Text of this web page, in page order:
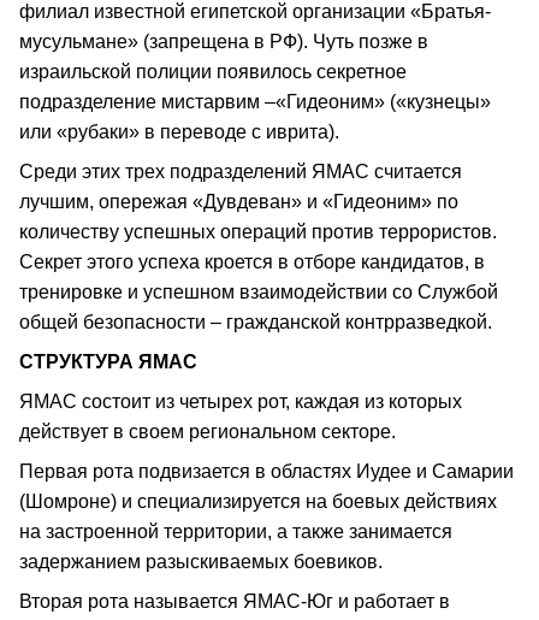
филиал известной египетской организации «Братья-
мусульмане» (запрещена в РФ). Чуть позже в
израильской полиции появилось секретное
подразделение мистарвим –«Гидеоним» («кузнецы»
или «рубаки» в переводе с иврита).
Среди этих трех подразделений ЯМАС считается
лучшим, опережая «Дувдеван» и «Гидеоним» по
количеству успешных операций против террористов.
Секрет этого успеха кроется в отборе кандидатов, в
тренировке и успешном взаимодействии со Службой
общей безопасности – гражданской контрразведкой.
СТРУКТУРА ЯМАС
ЯМАС состоит из четырех рот, каждая из которых
действует в своем региональном секторе.
Первая рота подвизается в областях Иудее и Самарии
(Шомроне) и специализируется на боевых действиях
на застроенной территории, а также занимается
задержанием разыскиваемых боевиков.
Вторая рота называется ЯМАС-Юг и работает в